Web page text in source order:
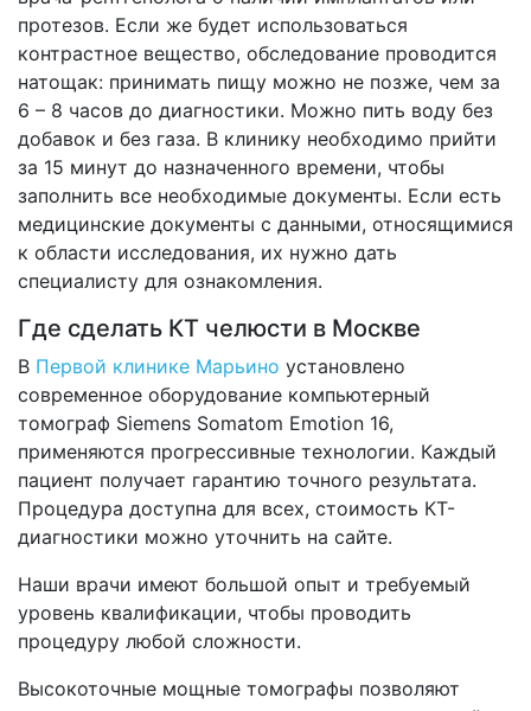
протезов. Если же будет использоваться
контрастное вещество, обследование проводится
натощак: принимать пищу можно не позже, чем за
6 – 8 часов до диагностики. Можно пить воду без
добавок и без газа. В клинику необходимо прийти
за 15 минут до назначенного времени, чтобы
заполнить все необходимые документы. Если есть
медицинские документы с данными, относящимися
к области исследования, их нужно дать
специалисту для ознакомления.
Где сделать КТ челюсти в Москве
В Первой клинике Марьино установлено
современное оборудование компьютерный
томограф Siemens Somatom Emotion 16,
применяются прогрессивные технологии. Каждый
пациент получает гарантию точного результата.
Процедура доступна для всех, стоимость КТ-
диагностики можно уточнить на сайте.
Наши врачи имеют большой опыт и требуемый
уровень квалификации, чтобы проводить
процедуру любой сложности.
Высокоточные мощные томографы позволяют